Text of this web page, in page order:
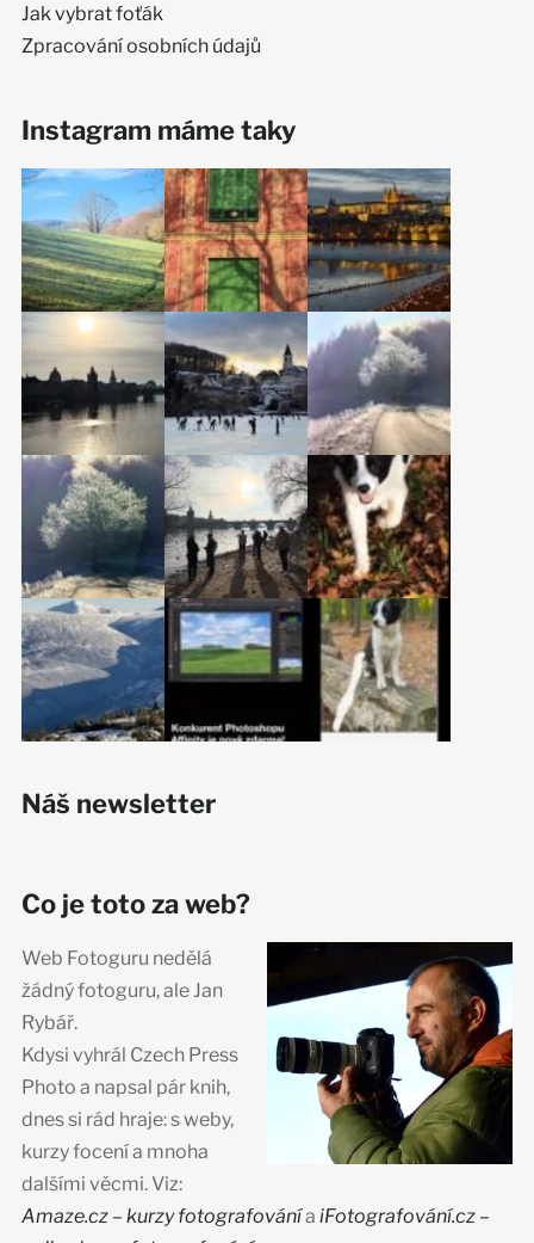
Jak vybrat foťák
Zpracování osobních údajů
Instagram máme taky
Náš newsletter
Co je toto za web?
Web Fotoguru nedělá
žádný fotoguru, ale Jan
Rybář.
Kdysi vyhrál Czech Press
Photo a napsal pár knih,
dnes si rád hraje: s weby,
kurzy focení a mnoha
dalšími věcmi. Viz:
Amaze.cz – kurzy fotografovánía iFotografování.cz –